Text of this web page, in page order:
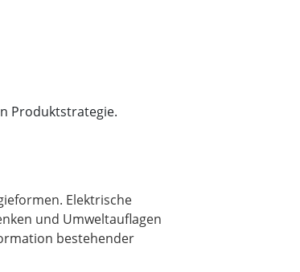
Produktstrategie.
Elektrische
und Umweltauflagen
bestehender